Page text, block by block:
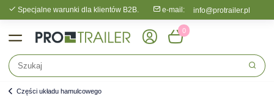
Specjalne warunki dla klientów B2B. e-mail: info@protrailer.pl
0
Części układu hamulcowego